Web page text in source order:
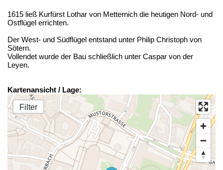
1615 ließ Kurfürst Lothar von Metternich die heutigen Nord- und
Ostflügel errichten.
Der West- und Südflügel entstand unter Philip Christoph von
Sötern.
Vollendet wurde der Bau schließlich unter Caspar von der
Leyen.
Kartenansicht / Lage:
Filter